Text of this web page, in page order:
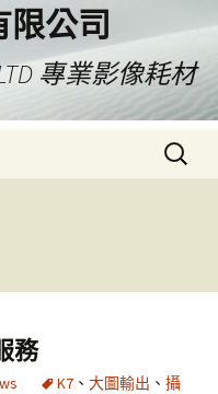
公司
專業影像耗材
搜
務
K7 、 大圖輸出 、 攝